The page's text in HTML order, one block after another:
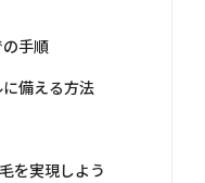
手順
備える方法
を実現しよう